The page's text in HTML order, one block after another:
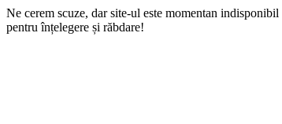
Ne cerem scuze, dar site-ul este momentan
pentru înțelegere și răbdare!